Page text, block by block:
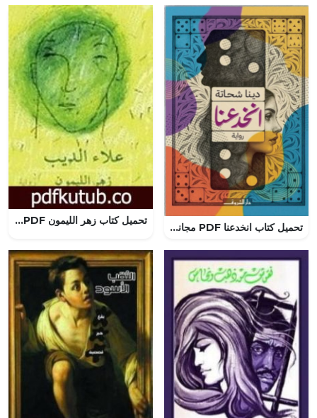
تحميل كتاب انخدعنا PDF مجانا من تأليف دينا شحاتة برابط مباشر
تحميل كتاب زهر الليمون PDF تأليف علاء الديب مجانا [كامل]